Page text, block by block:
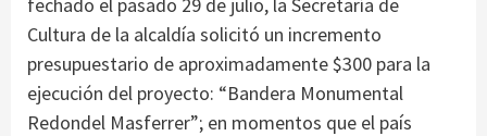
fechado el pasado 29 de julio, la Secretaría de
Cultura de la alcaldía solicitó un incremento
presupuestario de aproximadamente $300 para la
ejecución del proyecto: “Bandera Monumental
Redondel Masferrer”; en momentos que el país